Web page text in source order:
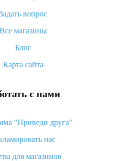
оптом на Алиэкспресс
пришел товар с Алиэкспресс
возврата денег
вопрос
Все магазины
Блог
Карта сайта
с нами
"Приведи друга"
нас
для магазинов